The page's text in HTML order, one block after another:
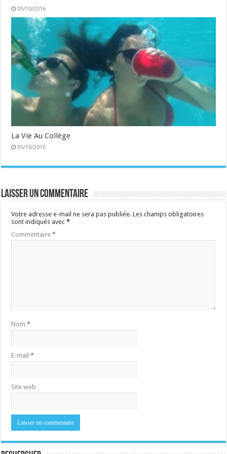
05/10/2016
La Vie Au Collège
05/10/2016
Laisser un commentaire
Votre adresse e-mail ne sera pas publiée. Les champs obligatoires
sont indiqués avec*
Commentaire*
Nom*
E-mail*
Site web